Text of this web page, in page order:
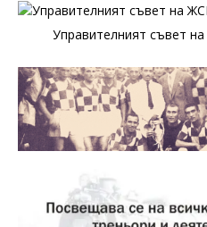
Управителният съвет